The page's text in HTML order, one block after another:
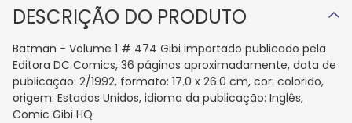
DESCRIÇÃO DO PRODUTO
Batman - Volume 1 # 474 Gibi importado publicado pela
Editora DC Comics, 36 páginas aproximadamente, data de
publicação: 2/1992, formato: 17.0 x 26.0 cm, cor: colorido,
origem: Estados Unidos, idioma da publicação: Inglês,
Comic Gibi HQ